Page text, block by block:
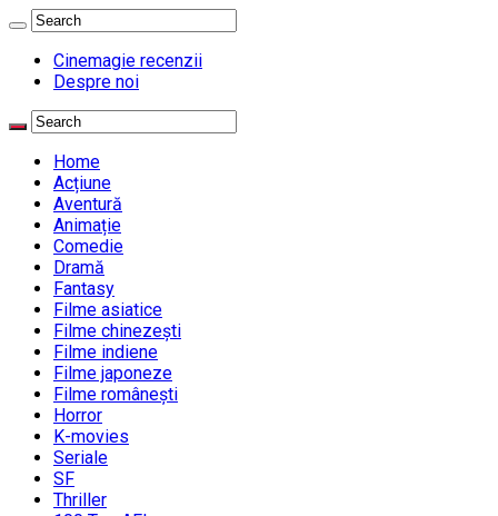
Cinemagie recenzii
Despre noi
Home
Acțiune
Aventură
Animație
Comedie
Dramă
Fantasy
Filme asiatice
Filme chinezești
Filme indiene
Filme japoneze
Filme românești
Horror
K-movies
Seriale
SF
Thriller